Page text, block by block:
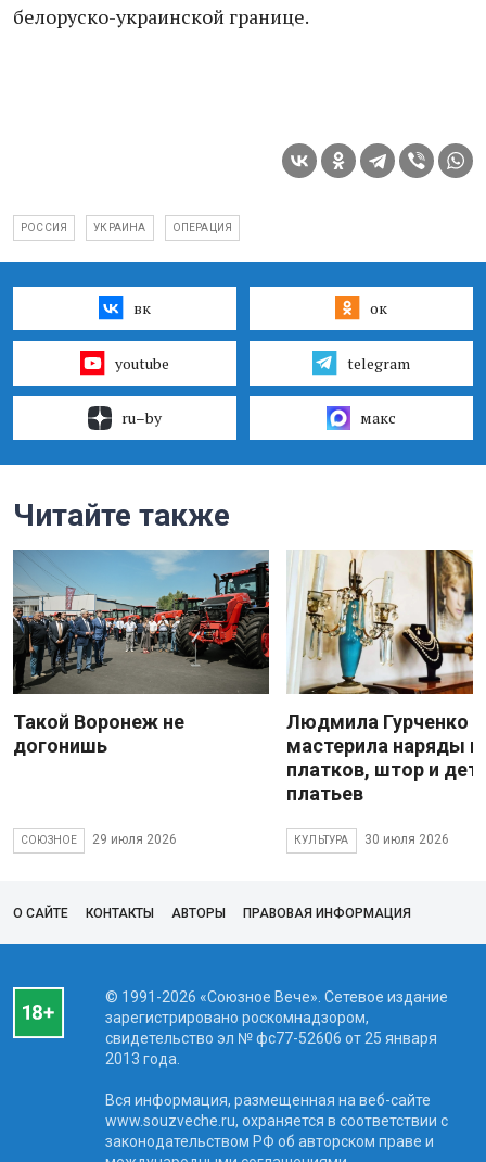
белоруско-украинской границе.
РОССИЯ УКРАИНА ОПЕРАЦИЯ
вк ок
youtube telegram
ru–by макс
Читайте также
Такой Воронеж не
догонишь
СОЮЗНОЕ 29 июля 2026
Людмила Гурченко
мастерила наряды
платков, штор и
платьев
КУЛЬТУРА 30 июля 2026
О САЙТЕ КОНТАКТЫ АВТОРЫ ПРАВОВАЯ ИНФОРМАЦИЯ
© 1991-2026 «Союзное Вече». Сетевое издание
зарегистрировано роскомнадзором,
свидетельство эл № фc77-52606 от 25 января
2013 года.
Вся информация, размещенная на веб-сайте
www.souzveche.ru, охраняется в соответствии с
законодательством РФ об авторском праве и